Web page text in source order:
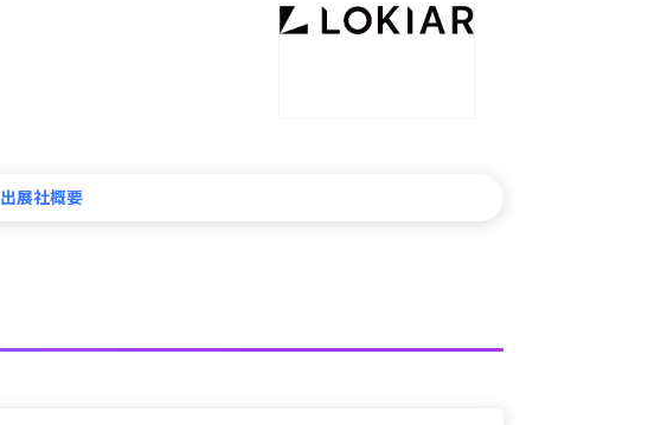
出展社概要